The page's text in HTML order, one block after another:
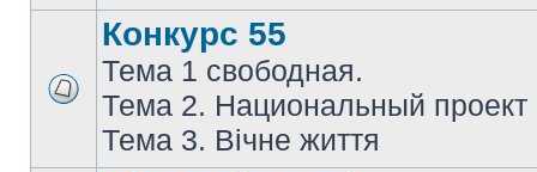
Конкурс 55
Тема 1 свободная.
Тема 2. Национальный проект
Тема 3. Вічне життя